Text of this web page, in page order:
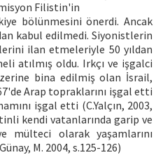
Filistin'in
bölünmesini önerdi. Ancak
kabul edilmedi. Siyonistlerin
ilan etmeleriyle 50 yıldan
atılmış oldu. Irkçı ve işgalci
bina edilmiş olan İsrail,
Arap topraklarını işgal etti
işgal etti (C.Yalçın, 2003,
kendi vatanlarında garip ve
mülteci olarak yaşamlarını
M. 2004, s.125-126)